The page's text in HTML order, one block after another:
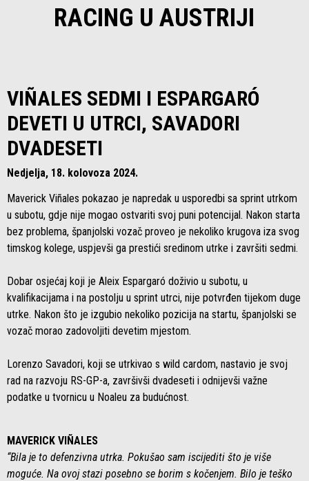
RACING U AUSTRIJI
VIÑALES SEDMI I ESPARGARÓ
DEVETI U UTRCI, SAVADORI
DVADESETI
Nedjelja, 18. kolovoza 2024.
Maverick Viñales pokazao je napredak u usporedbi sa sprint utrkom
u subotu, gdje nije mogao ostvariti svoj puni potencijal. Nakon starta
bez problema, španjolski vozač proveo je nekoliko krugova iza svog
timskog kolege, uspjevši ga prestići sredinom utrke i završiti sedmi.
Dobar osjećaj koji je Aleix Espargaró doživio u subotu, u
kvalifikacijama i na postolju u sprint utrci, nije potvrđen tijekom duge
utrke. Nakon što je izgubio nekoliko pozicija na startu, španjolski se
vozač morao zadovoljiti devetim mjestom.
Lorenzo Savadori, koji se utrkivao s wild cardom, nastavio je svoj
rad na razvoju RS-GP-a, završivši dvadeseti i odnijevši važne
podatke u tvornicu u Noaleu za budućnost.
MAVERICK VIÑALES
“Bila je to defenzivna utrka. Pokušao sam iscijediti što je više
moguće. Na ovoj stazi posebno se borim s kočenjem. Bilo je teško